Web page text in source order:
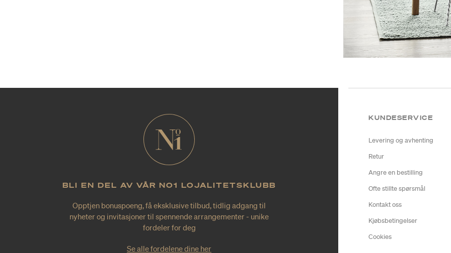
BLI EN DEL AV VÅR NO1 LOJALITETSKLUBB
Opptjen bonuspoeng, få eksklusive tilbud, tidlig adgang til
nyheter og invitasjoner til spennende arrangementer - unike
fordeler for deg
Se alle fordelene dine her
KUNDESERVICE
Levering og avhenting
Retur
Angre en bestilling
Ofte stillte spørsmål
Kontakt oss
Kjøbsbetingelser
Cookies